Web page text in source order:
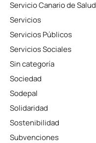
Servicio Canario de Salud
Servicios
Servicios Públicos
Servicios Sociales
Sin categoría
Sociedad
Sodepal
Solidaridad
Sostenibilidad
Subvenciones